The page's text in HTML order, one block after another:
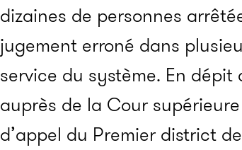
dizaines de personnes
jugement erroné dans
service du système. En
auprès de la Cour
d’appel du Premier district